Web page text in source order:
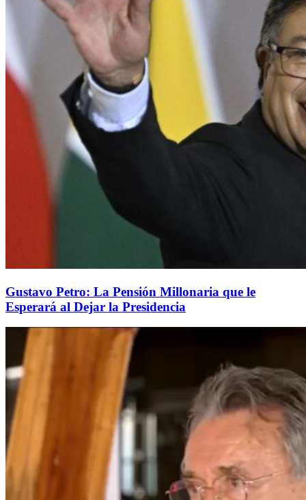
Gustavo Petro: La Pensión Millonaria que le
Esperará al Dejar la Presidencia